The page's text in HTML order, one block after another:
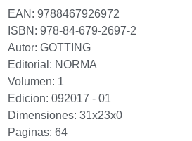
EAN: 9788467926972
ISBN: 978-84-679-2697-2
Autor: GOTTING
Editorial: NORMA
Volumen: 1
Edicion: 092017 - 01
Dimensiones: 31x23x0
Paginas: 64